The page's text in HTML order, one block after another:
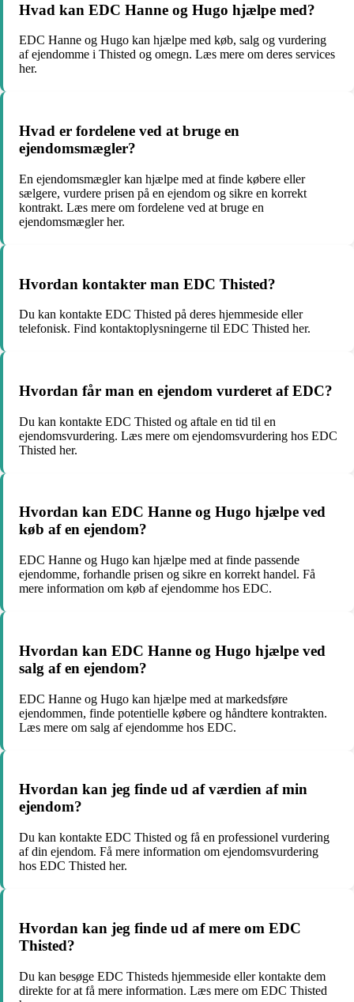
Hvad kan EDC Hanne og Hugo hjælpe med?
EDC Hanne og Hugo kan hjælpe med køb, salg og vurdering
af ejendomme i Thisted og omegn. Læs mere om deres services
her.
Hvad er fordelene ved at bruge en
ejendomsmægler?
En ejendomsmægler kan hjælpe med at finde købere eller
sælgere, vurdere prisen på en ejendom og sikre en korrekt
kontrakt. Læs mere om fordelene ved at bruge en
ejendomsmægler her.
Hvordan kontakter man EDC Thisted?
Du kan kontakte EDC Thisted på deres hjemmeside eller
telefonisk. Find kontaktoplysningerne til EDC Thisted her.
Hvordan får man en ejendom vurderet af EDC?
Du kan kontakte EDC Thisted og aftale en tid til en
ejendomsvurdering. Læs mere om ejendomsvurdering hos EDC
Thisted her.
Hvordan kan EDC Hanne og Hugo hjælpe ved
køb af en ejendom?
EDC Hanne og Hugo kan hjælpe med at finde passende
ejendomme, forhandle prisen og sikre en korrekt handel. Få
mere information om køb af ejendomme hos EDC.
Hvordan kan EDC Hanne og Hugo hjælpe ved
salg af en ejendom?
EDC Hanne og Hugo kan hjælpe med at markedsføre
ejendommen, finde potentielle købere og håndtere kontrakten.
Læs mere om salg af ejendomme hos EDC.
Hvordan kan jeg finde ud af værdien af min
ejendom?
Du kan kontakte EDC Thisted og få en professionel vurdering
af din ejendom. Få mere information om ejendomsvurdering
hos EDC Thisted her.
Hvordan kan jeg finde ud af mere om EDC
Thisted?
Du kan besøge EDC Thisteds hjemmeside eller kontakte dem
direkte for at få mere information. Læs mere om EDC Thisted